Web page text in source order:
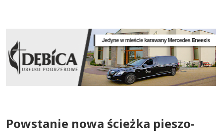
Powstanie nowa ścieżka pieszo-